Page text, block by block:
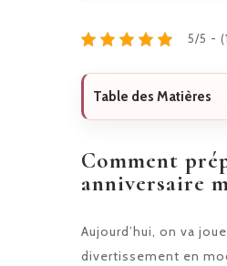
5/5 -
Table des Matières
Comment
anniversaire
Aujourd’hui, on va
divertissement en